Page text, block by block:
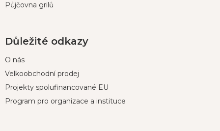
Půjčovna grilů
Důležité odkazy
O nás
Velkoobchodní prodej
Projekty spolufinancované EU
Program pro organizace a instituce